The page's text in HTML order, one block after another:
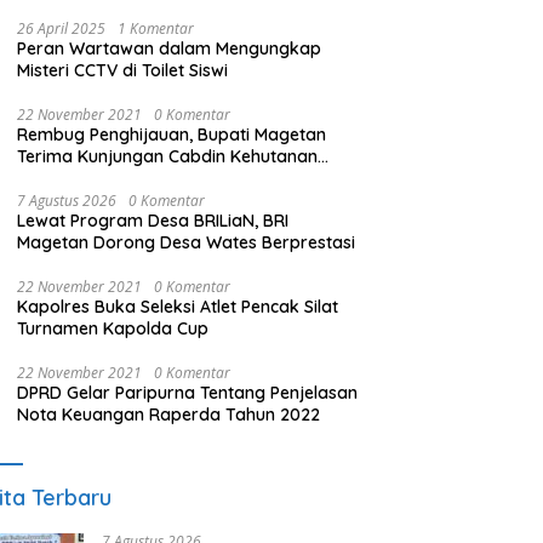
26 April 2025 1 Komentar
Peran Wartawan dalam Mengungkap
Misteri CCTV di Toilet Siswi
22 November 2021 0 Komentar
Rembug Penghijauan, Bupati Magetan
Terima Kunjungan Cabdin Kehutanan
7 Agustus 2026 0 Komentar
Lewat Program Desa BRILiaN, BRI
Magetan Dorong Desa Wates Berprestasi
22 November 2021 0 Komentar
Kapolres Buka Seleksi Atlet Pencak Silat
Turnamen Kapolda Cup
22 November 2021 0 Komentar
DPRD Gelar Paripurna Tentang Penjelasan
Nota Keuangan Raperda Tahun 2022
Terbaru